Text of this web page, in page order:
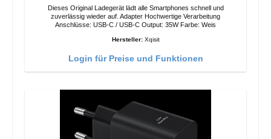
Dieses Original Ladegerät lädt alle Smartphones schnell und
zuverlässig wieder auf. Adapter Hochwertige Verarbeitung
Anschlüsse: USB-C / USB-C Output: 35W Farbe: Weis
Hersteller: Xqisit
Login für Preise und Funktionen